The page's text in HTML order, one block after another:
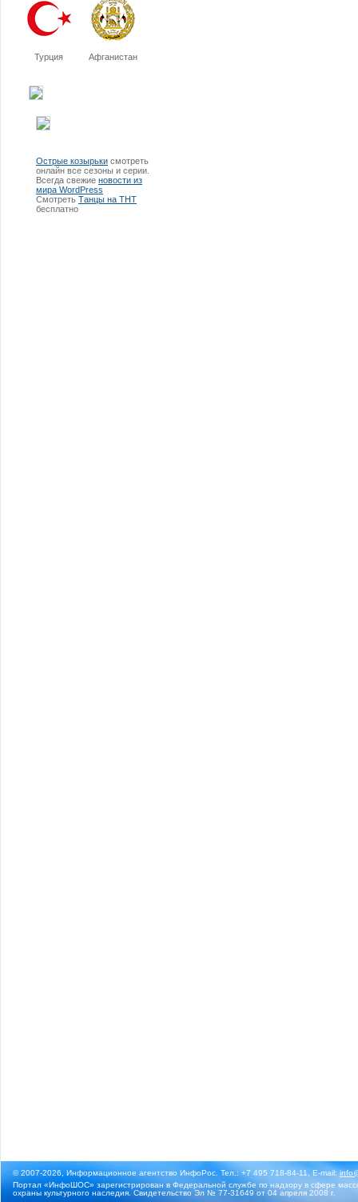
Турция Афганистан
Острые козырьки смотреть
онлайн все сезоны и серии.
Всегда свежие новости из
мира WordPress
Смотреть Танцы на ТНТ
бесплатно
© 2007-2026, Информационное агентство ИнфоРос. Тел.: +7 495 718-84-11, E-mail:
Портал «ИнфоШОС» зарегистрирован в Федеральной службе по надзору в сфере
охраны культурного наследия. Свидетельство Эл № 77-31649 от 04 апреля 2008 г.